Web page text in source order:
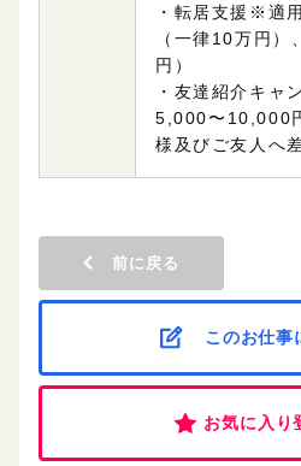
・転居支援※適
（一律10万円）
円）
・友達紹介キャ
5,000〜10,000
様及びご友人へ
前に戻る
このお仕事
お気に入り